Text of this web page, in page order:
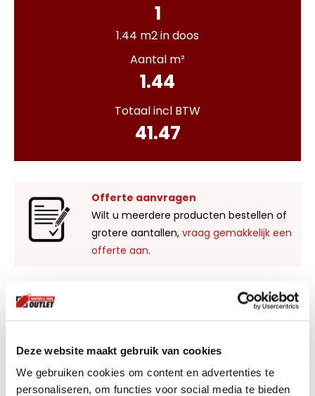
Deze website maakt gebruik van cookies
We gebruiken cookies om content en advertenties te
personaliseren, om functies voor social media te bieden
1
1.44 m2 in doos
Aantal m²
1.44
Totaal incl BTW
41.47
Offerte aanvragen
Wilt u meerdere producten bestellen of
grotere aantallen, vraag gemakkelijk een
offerte aan.
voorraad! Het is nu ook mogelijk om in de
winkel te kijken via Street View!